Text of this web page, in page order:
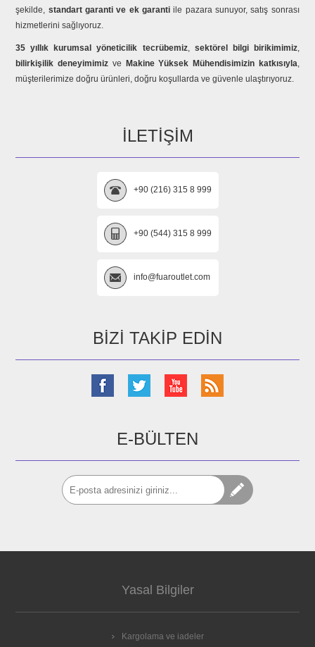
şekilde, standart garanti ve ek garanti ile pazara sunuyor, satış sonrası
hizmetlerini sağlıyoruz.
35 yıllık kurumsal yöneticilik tecrübemiz, sektörel bilgi birikimimiz,
bilirkişilik deneyimimiz ve Makine Yüksek Mühendisimizin katkısıyla,
müşterilerimize doğru ürünleri, doğru koşullarda ve güvenle ulaştırıyoruz.
İLETIŞIM
+90 (216) 315 8 999
+90 (544) 315 8 999
info@fuaroutlet.com
BIZI TAKIP EDIN
E-BÜLTEN
Yasal Bilgiler
Kargolama ve iadeler